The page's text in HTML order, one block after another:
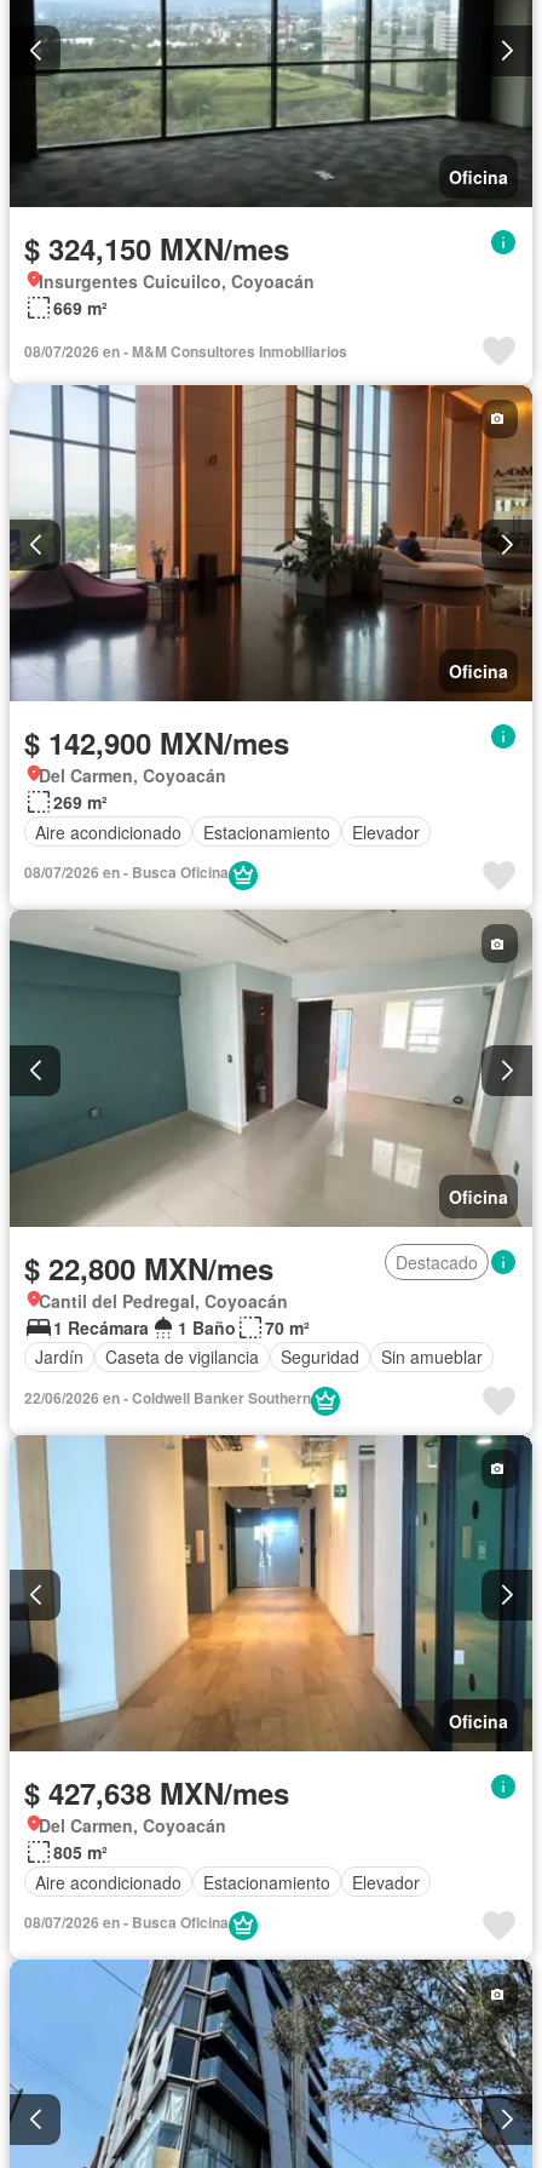
Oficina
$ 324,150 MXN/mes
Insurgentes Cuicuilco, Coyoacán
669 m²
08/07/2026 en - M&M Consultores Inmobiliarios
Oficina
$ 142,900 MXN/mes
Del Carmen, Coyoacán
269 m²
Aire acondicionado
Estacionamiento Elevador
08/07/2026 en - Busca Oficina
Oficina
$ 22,800 MXN/mes
Destacado
Cantil del Pedregal, Coyoacán
1 Recámara
1 Baño
70 m²
Jardín
Caseta de vigilancia Seguridad Sin amueblar
22/06/2026 en - Coldwell Banker Southern
Oficina
$ 427,638 MXN/mes
Del Carmen, Coyoacán
805 m²
Aire acondicionado
Estacionamiento Elevador
08/07/2026 en - Busca Oficina